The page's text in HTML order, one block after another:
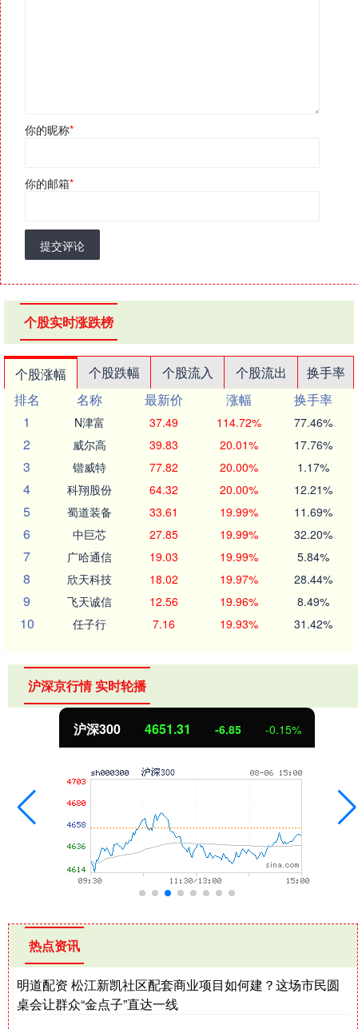
你的昵称*
你的邮箱*
提交评论
个股实时涨跌榜
个股涨幅 个股跌幅 个股流入 个股流出
换手率
排名
名称 最新价 涨幅
换手率
1
N津富 37.49 114.72% 77.46%
2 威尔高 39.83 20.01% 17.76%
3 锴威特 77.82 20.00% 1.17%
4 科翔股份 64.32 20.00% 12.21%
5 蜀道装备 33.61 19.99% 11.69%
6 中巨芯 27.85 19.99% 32.20%
7 广哈通信 19.03 19.99% 5.84%
8 欣天科技 18.02 19.97% 28.44%
9 飞天诚信 12.56 19.96% 8.49%
10 任子行 7.16 19.93% 31.42%
沪深京行情 实时轮播
沪深300 4651.31 -6.85 -0.15%
热点资讯
明道配资 松江新凯社区配套商业项目如何建？这场市民圆
桌会让群众“金点子”直达一线